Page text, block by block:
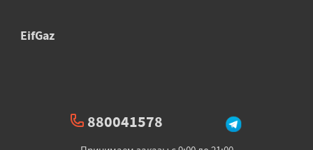
EifGaz
880041578